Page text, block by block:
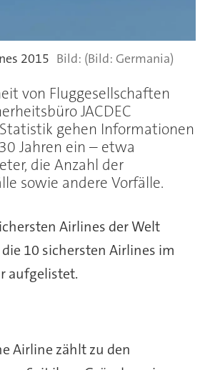
2015 (Bild: Germania)
von Fluggesellschaften
JACDEC
gehen Informationen
Jahren ein – etwa
die Anzahl der
sowie andere Vorfälle.
Airlines der Welt
10 sichersten Airlines im
aufgelistet.
Airline zählt zu den